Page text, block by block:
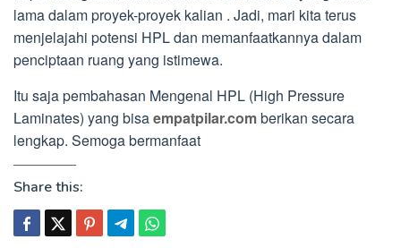
lama dalam proyek-proyek kalian . Jadi, mari kita terus
menjelajahi potensi HPL dan memanfaatkannya dalam
penciptaan ruang yang istimewa.
Itu saja pembahasan Mengenal HPL (High Pressure
Laminates) yang bisaempatpilar.comberikan secara
lengkap. Semoga bermanfaat
Share this: